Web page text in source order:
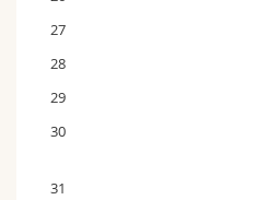
27
28
29
30
31